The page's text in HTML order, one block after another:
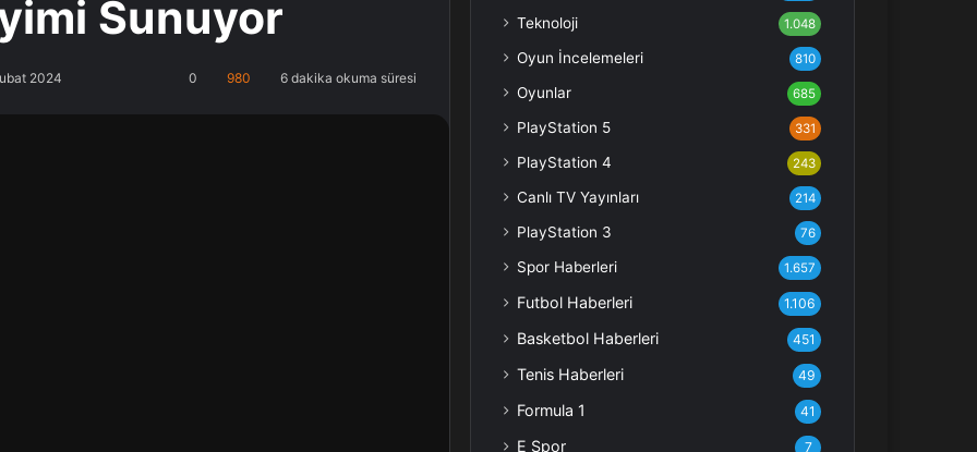
Sunuyor
2024 0 980 6 dakika okuma süresi
Teknoloji 1.048
Oyun İncelemeleri 810
Oyunlar 685
PlayStation 5 331
PlayStation 4 243
Canlı TV Yayınları 214
PlayStation 3 76
Spor Haberleri 1.657
Futbol Haberleri 1.106
Basketbol Haberleri 451
Tenis Haberleri 49
Formula 1 41
E Spor 7